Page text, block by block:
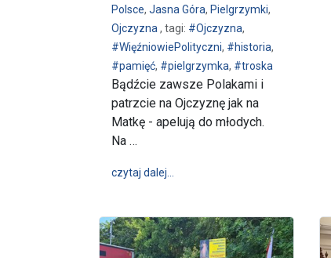
Polsce, Jasna Góra, Pielgrzymki,
Ojczyzna , tagi: #Ojczyzna,
#WięźniowiePolityczni, #historia,
#pamięć, #pielgrzymka, #troska
Bądźcie zawsze Polakami i
patrzcie na Ojczyznę jak na
Matkę - apelują do młodych.
Na …
czytaj dalej…